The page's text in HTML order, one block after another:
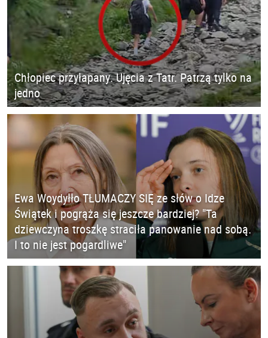
Chłopiec przyłapany. Ujęcia z Tatr. Patrzą tylko na
jedno
Ewa Woydyłło TŁUMACZY SIĘ ze słów o Idze
Świątek i pogrąża się jeszcze bardziej? "Ta
dziewczyna troszkę straciła panowanie nad sobą.
I to nie jest pogardliwe"